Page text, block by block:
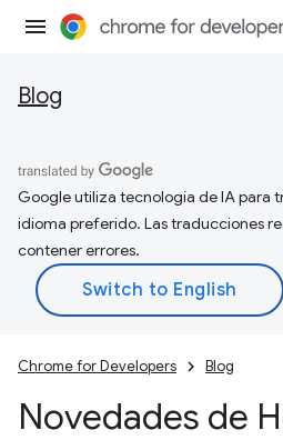
Blog
Google utiliza tecnología de IA para
idioma preferido. Las traducciones
contener errores.
Chrome for Developers Blog
Novedades de